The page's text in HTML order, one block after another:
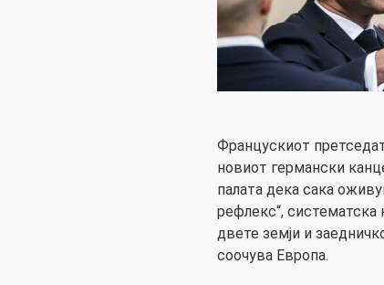
Францускиот
новиот германски
палата дека сака
рефлекс“, систематска
двете земји и
соочува Европа.